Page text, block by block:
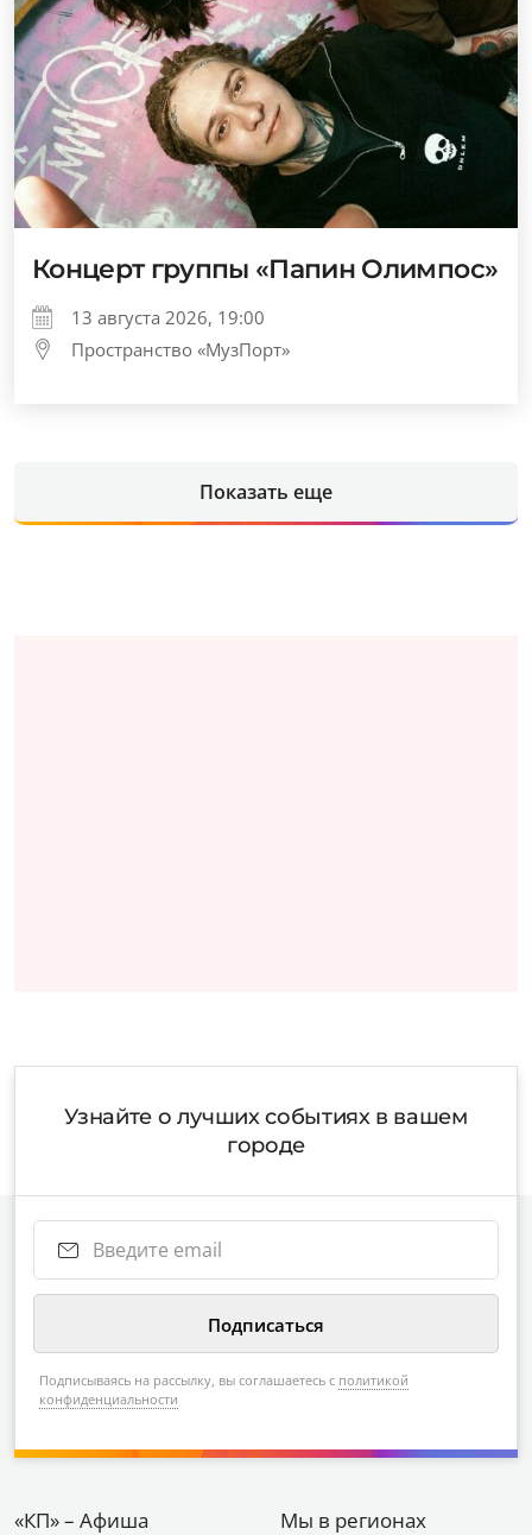
Концерт группы «Папин Олимпос»
13 августа 2026, 19:00
Пространство «МузПорт»
Показать еще
Узнайте о лучших событиях в вашем
городе
Подписываясь на рассылку, вы соглашаетесь с политикой
конфиденциальности
«КП» – Афиша Мы в регионах